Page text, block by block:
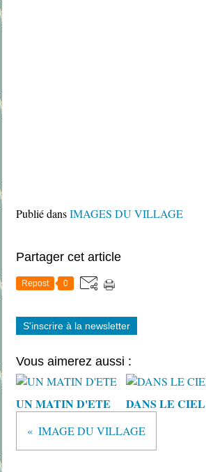
Publié dansIMAGES DU VILLAGE
Partager cet article
Repost 0
S'inscrire à la newsletter
Vous aimerez aussi :
UN MATIN D'ETE DANS LE CIEL
IMAGE DU VILLAGE